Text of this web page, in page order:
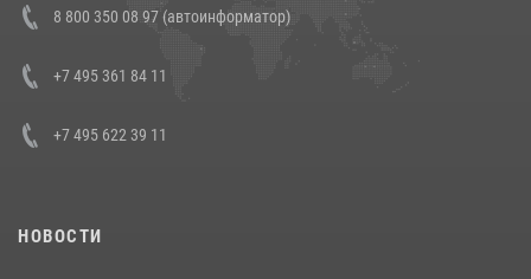
боевого опыта
8 800 350 08 97 (автоинформатор)
+7 495 361 84 11
+7 495 622 39 11
НОВОСТИ